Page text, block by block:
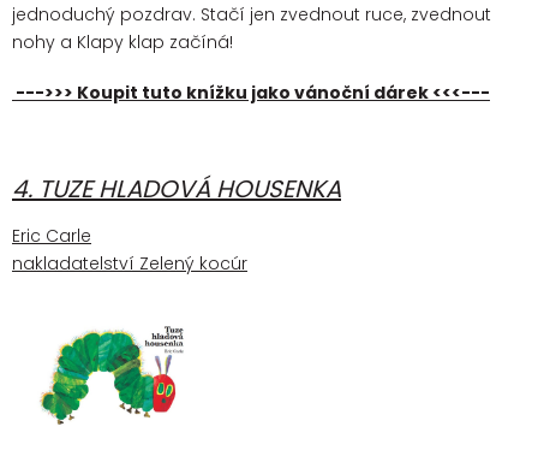
jednoduchý pozdrav. Stačí jen zvednout ruce, zvednout
nohy a Klapy klap začíná!
--->>> Koupit tuto knížku jako vánoční dárek <<<---
4. TUZE HLADOVÁ HOUSENKA
Eric Carle
nakladatelství Zelený kocúr